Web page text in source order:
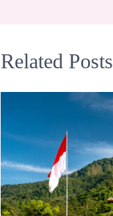
Related Posts